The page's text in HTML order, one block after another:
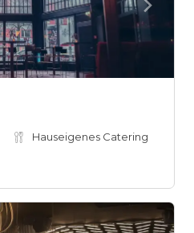
Hauseigenes Catering